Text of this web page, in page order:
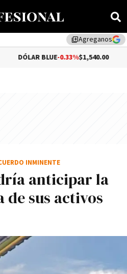
library_addAgreganos
-0.33%$1,540.00
anticipar la
de sus activos
INMINENTE